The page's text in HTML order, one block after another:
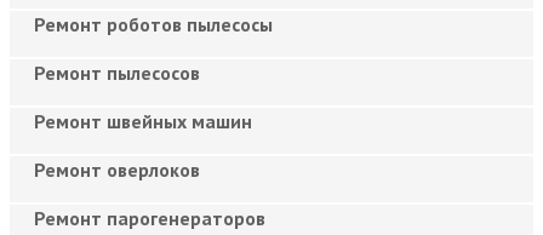
Ремонт роботов пылесосы
Ремонт пылесосов
Ремонт швейных машин
Ремонт оверлоков
Ремонт парогенераторов